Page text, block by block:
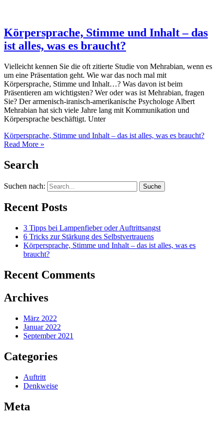
Körpersprache, Stimme und Inhalt – das
ist alles, was es braucht?
Vielleicht kennen Sie die oft zitierte Studie von Mehrabian, wenn es
um eine Präsentation geht. Wie war das noch mal mit
Körpersprache, Stimme und Inhalt…? Was davon ist beim
Präsentieren am wichtigsten? Wer oder was ist Mehrabian, fragen
Sie? Der armenisch-iranisch-amerikanische Psychologe Albert
Mehrabian hat sich viele Jahre lang mit Kommunikation und
Körpersprache beschäftigt. Unter
Körpersprache, Stimme und Inhalt – das ist alles, was es braucht?
Read More »
Search
Suchen nach:
Recent Posts
3 Tipps bei Lampenfieber oder Auftrittsangst
6 Tricks zur Stärkung des Selbstvertrauens
Körpersprache, Stimme und Inhalt – das ist alles, was es
braucht?
Recent Comments
Archives
März 2022
Januar 2022
September 2021
Categories
Auftritt
Denkweise
Meta